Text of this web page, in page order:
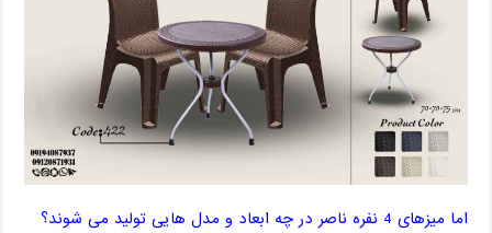
اما میزهای 4 نفره ناصر در چه ابعاد و مدل هایی تولید می شوند؟